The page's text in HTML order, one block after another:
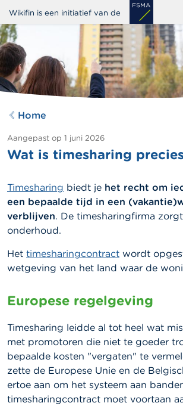
Overslaan
en
naar
de
inhoud
gaan
Wikifin is een initiatief van de
Home
Aangepast op 1 juni 2026
Wat is timesharing
Timesharing biedt je het recht om
een bepaalde tijd in een
verblijven. De timesharingfirma
onderhoud.
Het timesharingcontract wordt
wetgeving van het land waar de
Europese regelgeving
Timesharing leidde al tot heel wat
met promotoren die niet te goeder
bepaalde kosten "vergaten" te
zette de Europese Unie en de
ertoe aan om het systeem aan
timesharingcontract moet voortaan